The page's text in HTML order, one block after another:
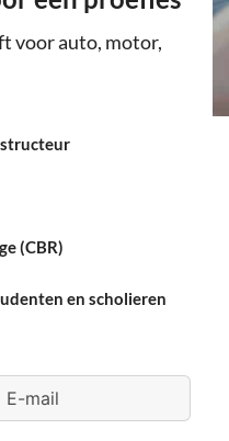
voor auto, motor,
(CBR)
en scholieren